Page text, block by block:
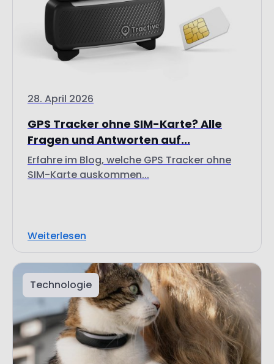
28. April 2026
GPS Tracker ohne SIM-Karte? Alle
Fragen und Antworten auf...
Erfahre im Blog, welche GPS Tracker ohne
SIM-Karte auskommen...
Weiterlesen
Technologie